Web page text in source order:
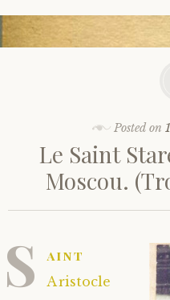
Posted on
Le Saint
Moscou.
S aint
Aristocle